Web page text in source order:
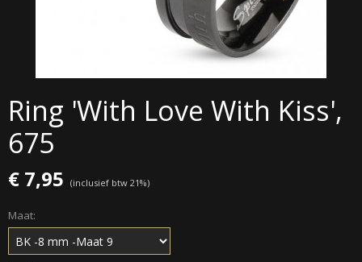
Ring 'With Love With Kiss',
675
€ 7,95 (inclusief btw 21%)
Maat: